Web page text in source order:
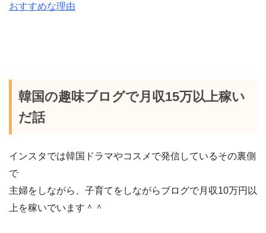
おすすめな理由
韓国の趣味ブログで月収15万以上稼い
だ話
インスタでは韓国ドラマやコスメで発信しているその裏側
で
主婦をしながら、子育てをしながらブログで月収10万円以
上を稼いでいます＾＾